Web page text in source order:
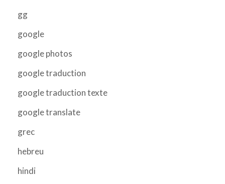
gg
google
google photos
google traduction
google traduction texte
google translate
grec
hebreu
hindi